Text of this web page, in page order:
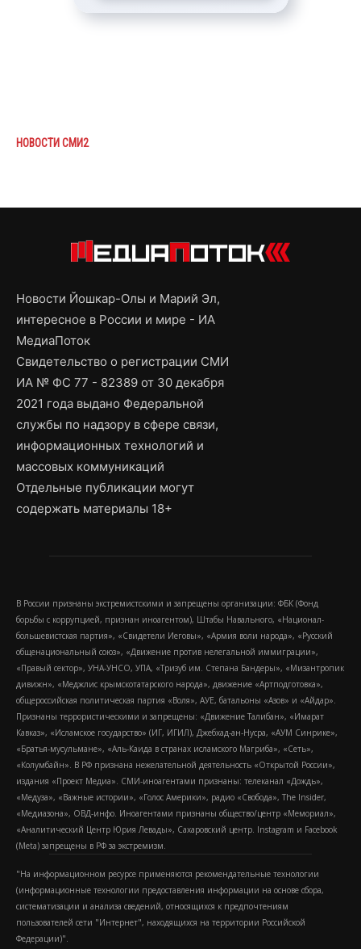
НОВОСТИ СМИ2
Новости Йошкар-Олы и Марий Эл,
интересное в России и мире - ИА
МедиаПоток
Свидетельство о регистрации СМИ
ИА № ФС 77 - 82389 от 30 декабря
2021 года выдано Федеральной
службы по надзору в сфере связи,
информационных технологий и
массовых коммуникаций
Отдельные публикации могут
содержать материалы 18+
В России признаны экстремистскими и запрещены организации: ФБК (Фонд
борьбы с коррупцией, признан иноагентом), Штабы Навального, «Национал-
большевистская партия», «Свидетели Иеговы», «Армия воли народа», «Русский
общенациональный союз», «Движение против нелегальной иммиграции»,
«Правый сектор», УНА-УНСО, УПА, «Тризуб им. Степана Бандеры», «Мизантропик
дивижн», «Меджлис крымскотатарского народа», движение «Артподготовка»,
общероссийская политическая партия «Воля», АУЕ, батальоны «Азов» и «Айдар».
Признаны террористическими и запрещены: «Движение Талибан», «Имарат
Кавказ», «Исламское государство» (ИГ, ИГИЛ), Джебхад-ан-Нусра, «АУМ Синрике»,
«Братья-мусульмане», «Аль-Каида в странах исламского Магриба», «Сеть»,
«Колумбайн». В РФ признана нежелательной деятельность «Открытой России»,
издания «Проект Медиа». СМИ-иноагентами признаны: телеканал «Дождь»,
«Медуза», «Важные истории», «Голос Америки», радио «Свобода», The Insider,
«Медиазона», ОВД-инфо. Иноагентами признаны общество/центр «Мемориал»,
«Аналитический Центр Юрия Левады», Сахаровский центр. Instagram и Facebook
(Metа) запрещены в РФ за экстремизм.
"На информационном ресурсе применяются рекомендательные технологии
(информационные технологии предоставления информации на основе сбора,
систематизации и анализа сведений, относящихся к предпочтениям
пользователей сети "Интернет", находящихся на территории Российской
Федерации)".